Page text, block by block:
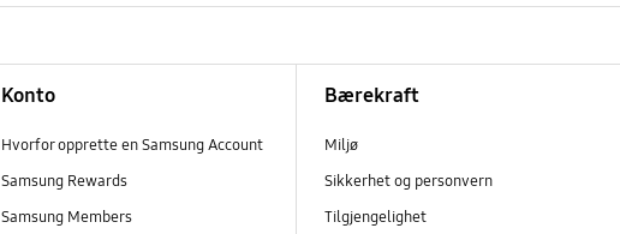
Konto
Hvorfor opprette en Samsung Account
Samsung Rewards
Samsung Members
Bærekraft
Miljø
Sikkerhet og personvern
Tilgjengelighet